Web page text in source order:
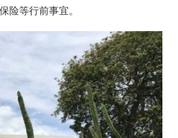
险等行前事宜。